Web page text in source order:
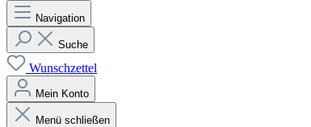
Navigation
Suche
Wunschzettel
Mein Konto
Menü schließen